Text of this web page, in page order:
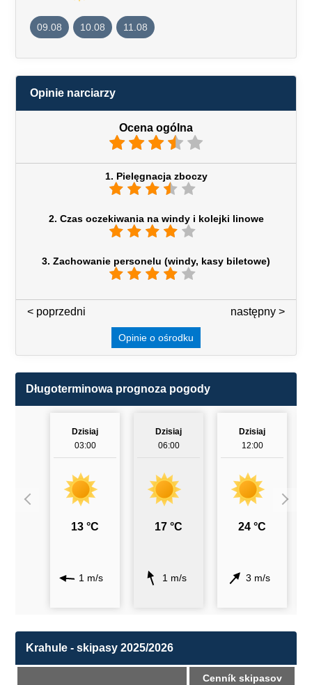
09.08 10.08 11.08
Opinie narciarzy
Ocena ogólna
1. Pielęgnacja zboczy
2. Czas oczekiwania na windy i kolejki linowe
3. Zachowanie personelu (windy, kasy biletowe)
następny >
< poprzedni
Opinie o ośrodku
Długoterminowa prognoza pogody
Dzisiaj
03:00
13 °C
1 m/s
Dzisiaj
06:00
17 °C
1 m/s
Dzisiaj
12:00
24 °C
3 m/s
Krahule - skipasy 2025/2026
Cenník skipasov